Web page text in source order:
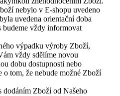
nebylo v E-shopu uvedeno
uvedena orientační doba
budeme vždy informovat
výpadku výroby Zboží,
vždy sdělíme novou
dobu dostupnosti nebo
o tom, že nebude možné Zboží
dodáním Zboží od Našeho